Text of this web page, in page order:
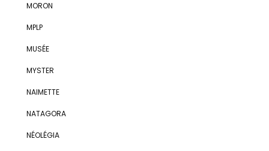
MORON
MPLP
MUSÉE
MYSTER
NAIMETTE
NATAGORA
NÉOLÉGIA